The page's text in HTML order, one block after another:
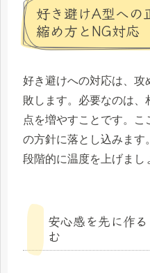
好き避けA型への
縮め方とNG対応
好き避けへの対応は、攻
敗します。必要なのは
点を増やすことです。
の方針に落とし込みます
段階的に温度を上げまし
安心感を先に作
む